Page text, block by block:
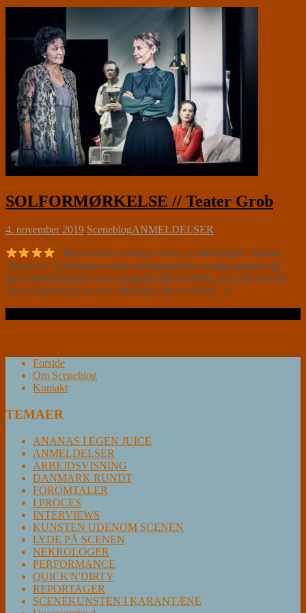
SOLFORMØRKELSE // Teater Grob
4. november 2019 SceneblogANMELDELSER
”Men hvad er pointen, det er jo helt mørkt!” Aleksa
Okanovic’ hverdagskomedie om barnløshed, overgangsalder og
generationsforskelle er en hyggelig lille komedie, der nok er fyldt
lige lovligt meget op med arketyper, men reddes[…]
Forside
Om Sceneblog
Kontakt
TEMAER
ANANAS I EGEN JUICE
ANMELDELSER
ARBEJDSVISNING
DANMARK RUNDT
FOROMTALER
I PROCES
INTERVIEWS
KUNSTEN UDENOM SCENEN
LYDE PÅ SCENEN
NEKROLOGER
PERFORMANCE
QUICK'N'DIRTY
REPORTAGER
SCENEKUNSTEN I KARANTÆNE